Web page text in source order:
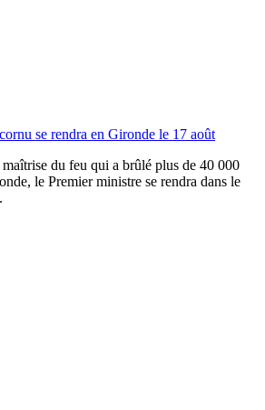
se rendra en Gironde le 17 août
du feu qui a brûlé plus de 40 000
le Premier ministre se rendra dans le